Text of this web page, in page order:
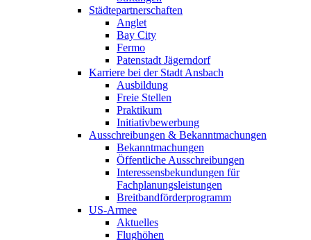
Städtepartnerschaften
Anglet
Bay City
Fermo
Patenstadt Jägerndorf
Karriere bei der Stadt Ansbach
Ausbildung
Freie Stellen
Praktikum
Initiativbewerbung
Ausschreibungen & Bekanntmachungen
Bekanntmachungen
Öffentliche Ausschreibungen
Interessensbekundungen für
Fachplanungsleistungen
Breitbandförderprogramm
US-Armee
Aktuelles
Flughöhen